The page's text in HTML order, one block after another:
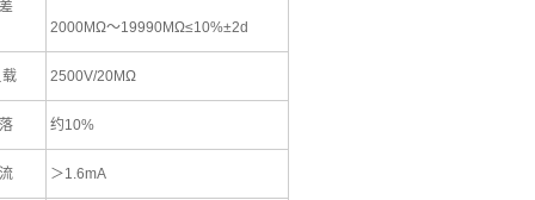
2000MΩ～19990MΩ≤10%±2d
2500V/20MΩ
约10%
＞1.6mA